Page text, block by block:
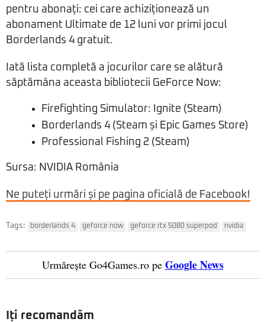
pentru abonați: cei care achiziționează un
abonament Ultimate de 12 luni vor primi jocul
Borderlands 4 gratuit.
Iată lista completă a jocurilor care se alătură
săptămâna aceasta bibliotecii GeForce Now:
Firefighting Simulator: Ignite (Steam)
Borderlands 4 (Steam și Epic Games Store)
Professional Fishing 2 (Steam)
Sursa: NVIDIA România
Ne puteți urmări și pe pagina oficială de Facebook!
Tags: borderlands 4 geforce now geforce rtx 5080 superpod nvidia
Urmărește Go4Games.ro pe Google News
Iți recomandăm